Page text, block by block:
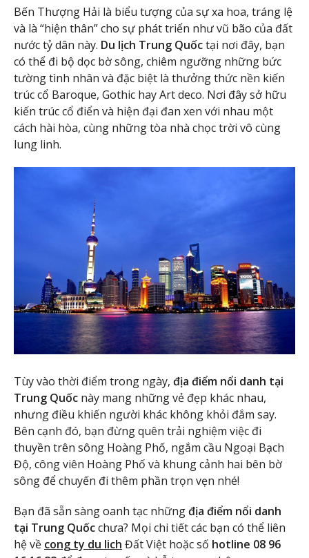
Bến Thượng Hải là biểu tượng của sự xa hoa, tráng lệ
và là “hiện thân” cho sự phát triển như vũ bão của đất
nước tỷ dân này. Du lịch Trung Quốctại nơi đây, bạn
có thể đi bộ dọc bờ sông, chiêm ngưỡng những bức
tường tình nhân và đặc biệt là thưởng thức nền kiến
trúc cổ Baroque, Gothic hay Art deco. Nơi đây sở hữu
kiến trúc cổ điển và hiện đại đan xen với nhau một
cách hài hòa, cùng những tòa nhà chọc trời vô cùng
lung linh.
Tùy vào thời điểm trong ngày, địa điểm nổi danh tại
Trung Quốc này mang những vẻ đẹp khác nhau,
nhưng điều khiến người khác không khỏi đắm say.
Bên cạnh đó, bạn đừng quên trải nghiệm việc đi
thuyền trên sông Hoàng Phố, ngắm cầu Ngoại Bạch
Độ, công viên Hoàng Phố và khung cảnh hai bên bờ
sông để chuyến đi thêm phần trọn vẹn nhé!
Bạn đã sẵn sàng oanh tạc nhữngđịa điểm nổi danh
tại Trung Quốcchưa? Mọi chi tiết các bạn có thể liên
hệ về cong ty du lich Đất Việt hoặc số hotline 08 96